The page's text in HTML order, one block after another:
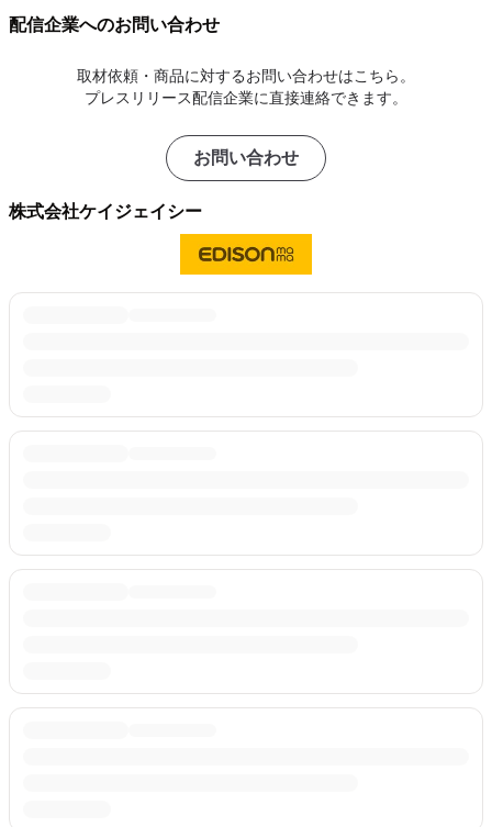
配信企業へのお問い合わせ
取材依頼・商品に対するお問い合わせはこちら。
プレスリリース配信企業に直接連絡できます。
お問い合わせ
株式会社ケイジェイシー